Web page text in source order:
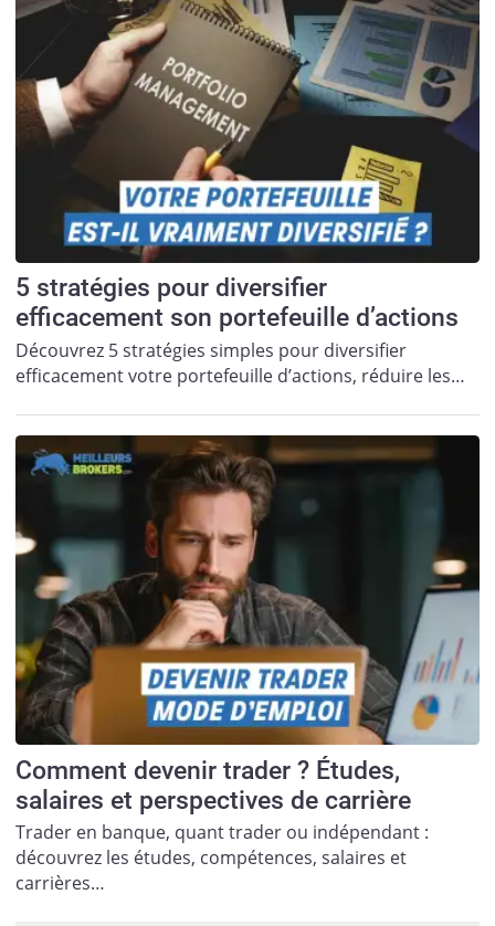
5 stratégies pour diversifier
efficacement son portefeuille d’actions
Découvrez 5 stratégies simples pour diversifier
efficacement votre portefeuille d’actions, réduire les…
Comment devenir trader ? Études,
salaires et perspectives de carrière
Trader en banque, quant trader ou indépendant :
découvrez les études, compétences, salaires et
carrières…